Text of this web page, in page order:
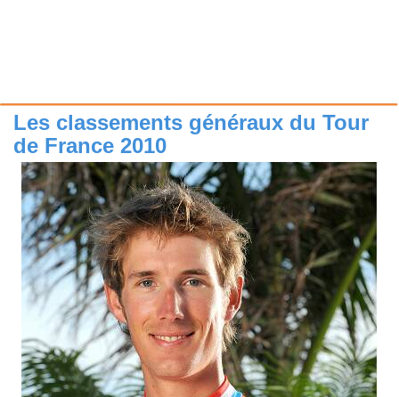
Les classements généraux du Tour
de France 2010